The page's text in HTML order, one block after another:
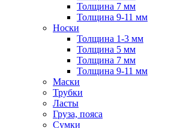
Толщина 7 мм
Толщина 9-11 мм
Носки
Толщина 1-3 мм
Толщина 5 мм
Толщина 7 мм
Толщина 9-11 мм
Маски
Трубки
Ласты
Груза, пояса
Сумки